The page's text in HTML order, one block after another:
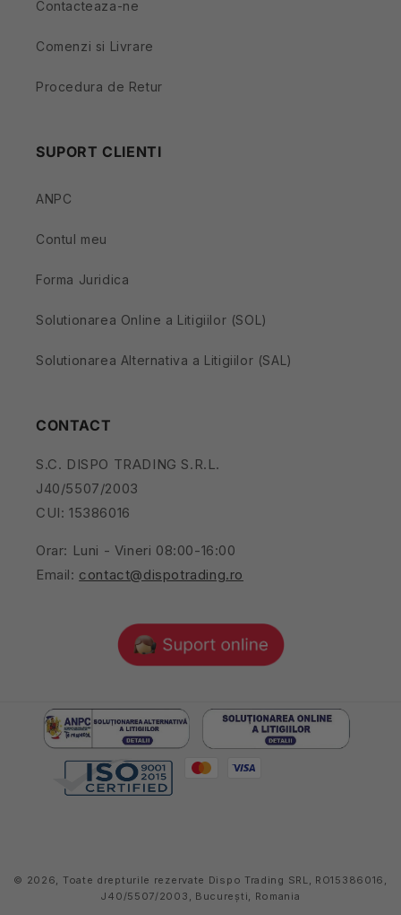
Contacteaza-ne
Comenzi si Livrare
Procedura de Retur
SUPORT CLIENTI
ANPC
Contul meu
Forma Juridica
Solutionarea Online a Litigiilor (SOL)
Solutionarea Alternativa a Litigiilor (SAL)
CONTACT
S.C. DISPO TRADING S.R.L.
J40/5507/2003
CUI: 15386016
Orar: Luni - Vineri 08:00-16:00
Email: contact@dispotrading.ro
© 2026, Toate drepturile rezervate Dispo Trading SRL, RO15386016,
J40/5507/2003, București, Romania